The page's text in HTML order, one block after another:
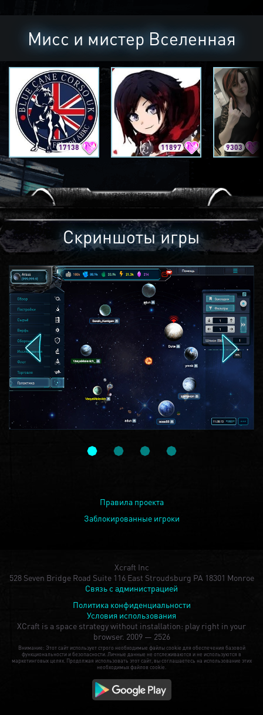
Мисс и мистер Вселенная
17138 11897 9303
Скриншоты игры
Правила проекта
Заблокированные игроки
Xcraft Inc
528 Seven Bridge Road Suite 116 East Stroudsburg PA 18301 Monroe
Связь с администрацией
Политика конфиденциальности
Условия использования
XCraft is a space strategy without installation: play right in your
browser. 2009 — 2526
Внимание: Этот сайт использует строго необходимые файлы cookie для обеспечения базовой
функциональности и безопасности. Личные данные не отслеживаются и не используются в
маркетинговых целях. Продолжая использовать этот сайт, вы соглашаетесь на использование этих
необходимых файлов cookie.